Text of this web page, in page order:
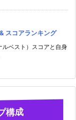
スコアランキング
ベスト）スコアと自身
構成